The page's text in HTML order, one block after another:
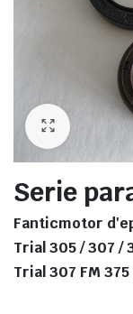
Serie
Fanticmotor
Trial 305 / 307 /
Trial 307 FM 375